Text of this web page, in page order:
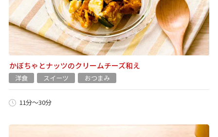
かぼちゃとナッツのクリームチーズ和え
洋食 スイーツ おつまみ
11分～30分